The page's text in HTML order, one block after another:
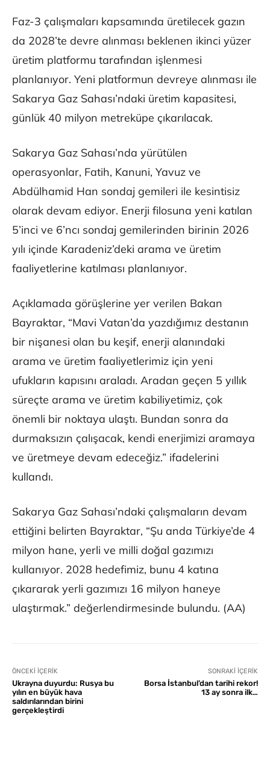
Faz-3 çalışmaları kapsamında üretilecek gazın
da 2028’te devre alınması beklenen ikinci yüzer
üretim platformu tarafından işlenmesi
planlanıyor. Yeni platformun devreye alınması ile
Sakarya Gaz Sahası’ndaki üretim kapasitesi,
günlük 40 milyon metreküpe çıkarılacak.
Sakarya Gaz Sahası’nda yürütülen
operasyonlar, Fatih, Kanuni, Yavuz ve
Abdülhamid Han sondaj gemileri ile kesintisiz
olarak devam ediyor. Enerji filosuna yeni katılan
5’inci ve 6’ncı sondaj gemilerinden birinin 2026
yılı içinde Karadeniz’deki arama ve üretim
faaliyetlerine katılması planlanıyor.
Açıklamada görüşlerine yer verilen Bakan
Bayraktar, “Mavi Vatan’da yazdığımız destanın
bir nişanesi olan bu keşif, enerji alanındaki
arama ve üretim faaliyetlerimiz için yeni
ufukların kapısını araladı. Aradan geçen 5 yıllık
süreçte arama ve üretim kabiliyetimiz, çok
önemli bir noktaya ulaştı. Bundan sonra da
durmaksızın çalışacak, kendi enerjimizi aramaya
ve üretmeye devam edeceğiz.” ifadelerini
kullandı.
Sakarya Gaz Sahası’ndaki çalışmaların devam
ettiğini belirten Bayraktar, “Şu anda Türkiye’de 4
milyon hane, yerli ve milli doğal gazımızı
kullanıyor. 2028 hedefimiz, bunu 4 katına
çıkararak yerli gazımızı 16 milyon haneye
ulaştırmak.” değerlendirmesinde bulundu. (AA)
ÖNCEKI İÇERIK
Ukrayna duyurdu: Rusya bu
yılın en büyük hava
saldırılarından birini
gerçekleştirdi
SONRAKI İÇERIK
Borsa İstanbul’dan tarihi rekor!
13 ay sonra ilk…